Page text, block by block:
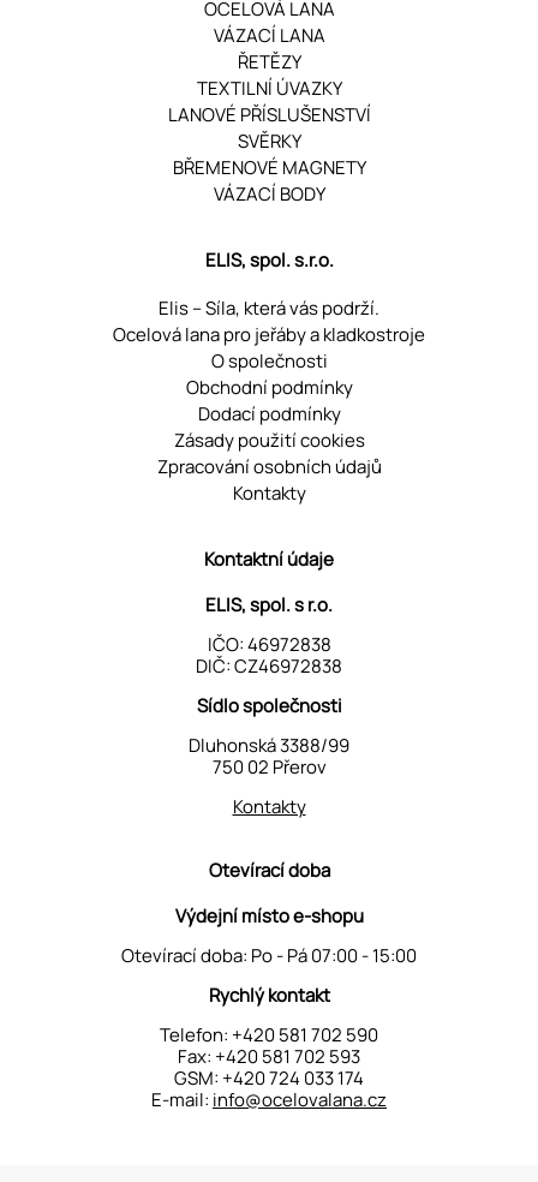
OCELOVÁ LANA
VÁZACÍ LANA
ŘETĚZY
TEXTILNÍ ÚVAZKY
LANOVÉ PŘÍSLUŠENSTVÍ
SVĚRKY
BŘEMENOVÉ MAGNETY
VÁZACÍ BODY
ELIS, spol. s.r.o.
Elis – Síla, která vás podrží.
Ocelová lana pro jeřáby a kladkostroje
O společnosti
Obchodní podmínky
Dodací podmínky
Zásady použití cookies
Zpracování osobních údajů
Kontakty
Kontaktní údaje
ELIS, spol. s r.o.
IČO: 46972838
DIČ: CZ46972838
Sídlo společnosti
Dluhonská 3388/99
750 02 Přerov
Kontakty
Otevírací doba
Výdejní místo e-shopu
Otevírací doba: Po - Pá 07:00 - 15:00
Rychlý kontakt
Telefon: +420 581 702 590
Fax: +420 581 702 593
GSM: +420 724 033 174
E-mail: info@ocelovalana.cz